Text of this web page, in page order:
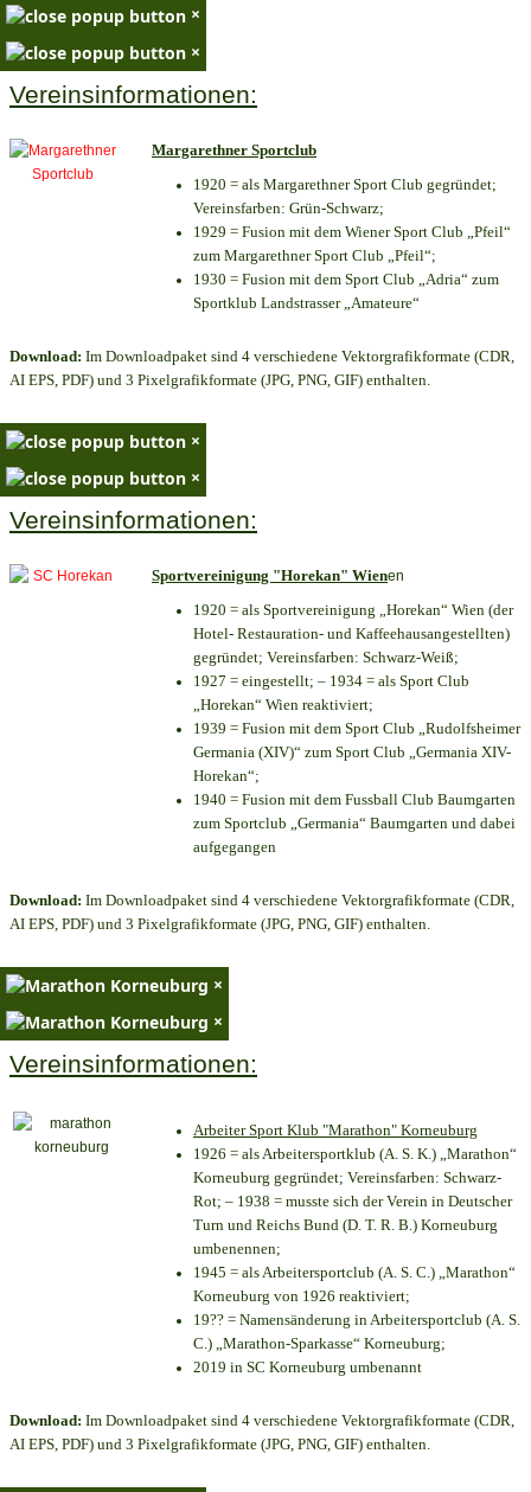
×
×
Vereinsinformationen:
Margarethner Sportclub
1920 = als Margarethner Sport Club gegründet;
Vereinsfarben: Grün-Schwarz;
1929 = Fusion mit dem Wiener Sport Club „Pfeil“
zum Margarethner Sport Club „Pfeil“;
1930 = Fusion mit dem Sport Club „Adria“ zum
Sportklub Landstrasser „Amateure“
Download: Im Downloadpaket sind 4 verschiedene Vektorgrafikformate (CDR,
AI EPS, PDF) und 3 Pixelgrafikformate (JPG, PNG, GIF) enthalten.
×
×
Vereinsinformationen:
Sportvereinigung "Horekan" Wienen
1920 = als Sportvereinigung „Horekan“ Wien (der
Hotel- Restauration- und Kaffeehausangestellten)
gegründet; Vereinsfarben: Schwarz-Weiß;
1927 = eingestellt; – 1934 = als Sport Club
„Horekan“ Wien reaktiviert;
1939 = Fusion mit dem Sport Club „Rudolfsheimer
Germania (XIV)“ zum Sport Club „Germania XIV-
Horekan“;
1940 = Fusion mit dem Fussball Club Baumgarten
zum Sportclub „Germania“ Baumgarten und dabei
aufgegangen
Download: Im Downloadpaket sind 4 verschiedene Vektorgrafikformate (CDR,
AI EPS, PDF) und 3 Pixelgrafikformate (JPG, PNG, GIF) enthalten.
×
×
Vereinsinformationen:
Arbeiter Sport Klub "Marathon" Korneuburg
1926 = als Arbeitersportklub (A. S. K.) „Marathon“
Korneuburg gegründet; Vereinsfarben: Schwarz-
Rot; – 1938 = musste sich der Verein in Deutscher
Turn und Reichs Bund (D. T. R. B.) Korneuburg
umbenennen;
1945 = als Arbeitersportclub (A. S. C.) „Marathon“
Korneuburg von 1926 reaktiviert;
19?? = Namensänderung in Arbeitersportclub (A. S.
C.) „Marathon-Sparkasse“ Korneuburg;
2019 in SC Korneuburg umbenannt
Download: Im Downloadpaket sind 4 verschiedene Vektorgrafikformate (CDR,
AI EPS, PDF) und 3 Pixelgrafikformate (JPG, PNG, GIF) enthalten.